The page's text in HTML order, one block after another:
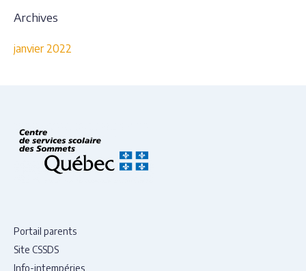
Archives
janvier 2022
Portail parents
Site CSSDS
Info-intempéries